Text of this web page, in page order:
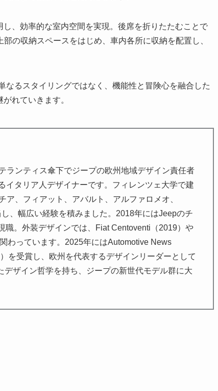
、効率的な室内空間を実現。後席を折りたたむことで
の収納スペースをはじめ、車内各所に収納を配置し、
るスタイリングではなく、機能性と冒険心を融合した
れていきます。
ランティス傘下でジープの欧州地域デザイン責任者
イタリア人デザイナーです。フィレンツェ大学で建
、フィアット、アバルト、アルファロメオ、
、幅広い経験を積みました。2018年にはJeepのチ
。外装デザインでは、Fiat Centoventi（2019）や
わっています。2025年にはAutomotive News
を受賞し、欧州を代表するデザインリーダーとして
ザイン哲学を持ち、ジープの新世代モデル群に大